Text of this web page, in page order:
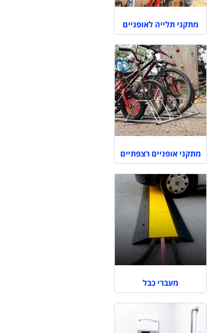
מתקני תלייה לאופניים
מתקני אופניים רצפתיים
מעברי כבל